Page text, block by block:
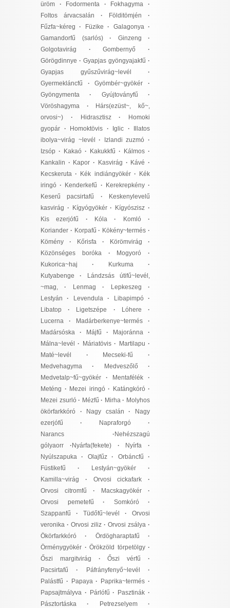
üröm · Fodormenta · Fokhagyma ·
Foltos árvacsalán · Földitömjén ·
Fűzfa~kéreg · Füzike · Galagonya·
Gamandorfű (sarlós)· Ginzeng ·
Golgotavirág · Gombernyő ·
Görögdinnye · Gyapjas gyöngyajakfű ·
Gyapjas gyűszűvirág~levél
·
Gyermekláncfű · Gyömbér~gyökér ·
Gyöngymenta · Gyújtoványfű ·
Vöröshagyma · Hárs(ezüst~, kő~,
orvosi~) · Hidrasztisz· Homoki
gyopár · Homoktövis · Iglic · Illatos
ibolya~virág ~levél
· Izlandi zuzmó ·
Izsóp · Kakaó · Kakukkfű · Kálmos ·
Kankalin · Kapor · Kasvirág · Kávé ·
Kecskeruta · Kék indiángyökér· Kék
iringó · Kenderkefű · Kerekrepkény·
Keserű pacsirtafű · Keskenylevelű
kasvirág · Kígyógyökér· Kígyószisz ·
Kis ezerjófű · Kóla · Komló·
Koriander · Korpafű · Kökény~termés ·
Kömény · Kőrisfa · Körömvirág ·
Közönséges boróka· Mogyoró ·
Kukorica~haj · Kurkuma ·
Kutyabenge · Lándzsás útifű~levél,
~mag, · Lenmag · Lepkeszeg ·
Lestyán · Levendula· Libapimpó ·
Libatop · Ligetszépe · Lóhere ·
Lucerna · Madárberkenye~termés ·
Madársóska · Májfű · Majoránna ·
Málna~levél
· Máriatövis· Martilapu ·
Maté~levél
· Mecseki-fű ·
Medvehagyma · Medveszőlő ·
Medvetalp~fű~gyökér · Mentafélék ·
Meténg · Mezei iringó· Katángkóró·
Mezei zsurló· Mézfű · Mirha· Molyhos
ökörfarkkóró · Nagy csalán ·
Nagy
ezerjófű · Napraforgó ·
Narancs · Nehézszagú
gólyaorr · Nyárfa(fekete)· Nyírfa ·
Nyúlszapuka · Olajfűz· Orbáncfű ·
Füstikefű · Lestyán~gyökér ·
Kamilla~virág · Orvosi cickafark ·
Orvosi citromfű · Macskagyökér ·
Orvosi pemetefű · Somkóró ·
Szappanfű · Tüdőfű~levél · Orvosi
veronika · Orvosi ziliz · Orvosi zsálya ·
Ökörfarkkóró · Ördögharaptafű ·
Örménygyökér · Örökzöld törpetölgy·
Őszi margitvirág · Őszi vérfű ·
Pacsirtafű · Páfrányfenyő~levél
·
Palástfű · Papaya· Paprika~termés ·
Papsajtmályva · Párlófű · Pasztinák ·
Pásztortáska · Petrezselyem·